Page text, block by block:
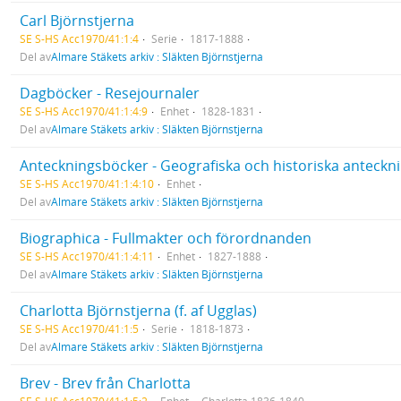
Carl Björnstjerna
SE S-HS Acc1970/41:1:4 Serie
1817-1888
Del avAlmare Stäkets arkiv : Släkten Björnstjerna
Dagböcker - Resejournaler
SE S-HS Acc1970/41:1:4:9 Enhet
1828-1831
Del avAlmare Stäkets arkiv : Släkten Björnstjerna
Anteckningsböcker - Geografiska och historiska
SE S-HS Acc1970/41:1:4:10
Enhet
Del avAlmare Stäkets arkiv : Släkten Björnstjerna
Biographica - Fullmakter och förordnanden
SE S-HS Acc1970/41:1:4:11 Enhet
1827-1888
Del avAlmare Stäkets arkiv : Släkten Björnstjerna
Charlotta Björnstjerna (f. af Ugglas)
SE S-HS Acc1970/41:1:5 Serie
1818-1873
Del avAlmare Stäkets arkiv : Släkten Björnstjerna
Brev - Brev från Charlotta